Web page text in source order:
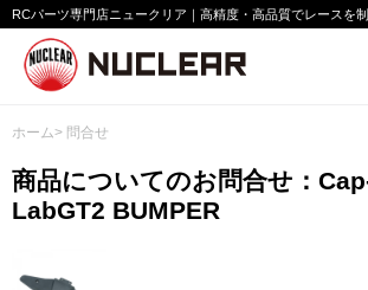
RCパーツ専門店ニュークリア｜高精度・高品質でレースを制
ホーム> 問合せ
商品についてのお問合せ：
LabGT2 BUMPER